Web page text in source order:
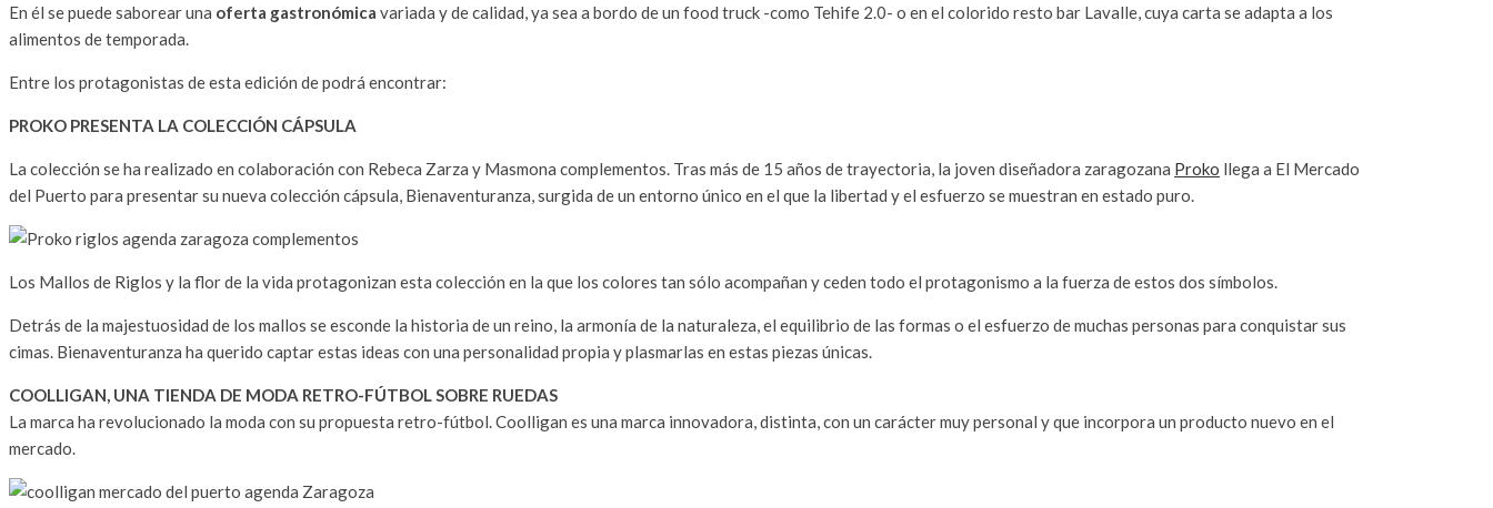
En él se puede saborear una oferta gastronómica variada y de calidad, ya sea a bordo de un food truck -como Tehife 2.0- o en el colorido resto bar Lavalle, cuya carta se adapta a los
alimentos de temporada.
Entre los protagonistas de esta edición de podrá encontrar:
PROKO PRESENTA LA COLECCIÓN CÁPSULA
La colección se ha realizado en colaboración con Rebeca Zarza y Masmona complementos. Tras más de 15 años de trayectoria, la joven diseñadora zaragozana Proko llega a El Mercado
del Puerto para presentar su nueva colección cápsula, Bienaventuranza, surgida de un entorno único en el que la libertad y el esfuerzo se muestran en estado puro.
Los Mallos de Riglos y la flor de la vida protagonizan esta colección en la que los colores tan sólo acompañan y ceden todo el protagonismo a la fuerza de estos dos símbolos.
Detrás de la majestuosidad de los mallos se esconde la historia de un reino, la armonía de la naturaleza, el equilibrio de las formas o el esfuerzo de muchas personas para conquistar sus
cimas. Bienaventuranza ha querido captar estas ideas con una personalidad propia y plasmarlas en estas piezas únicas.
COOLLIGAN, UNA TIENDA DE MODA RETRO-FÚTBOL SOBRE RUEDAS
La marca ha revolucionado la moda con su propuesta retro-fútbol. Coolligan es una marca innovadora, distinta, con un carácter muy personal y que incorpora un producto nuevo en el
mercado.